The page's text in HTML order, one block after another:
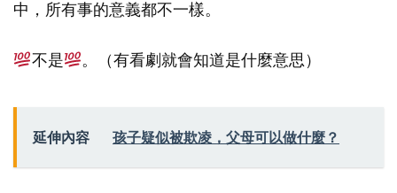
中，所有事的意義都不一樣。
不是 。（有看劇就會知道是什麼意思）
延伸內容 孩子疑似被欺凌，父母可以做什麼？